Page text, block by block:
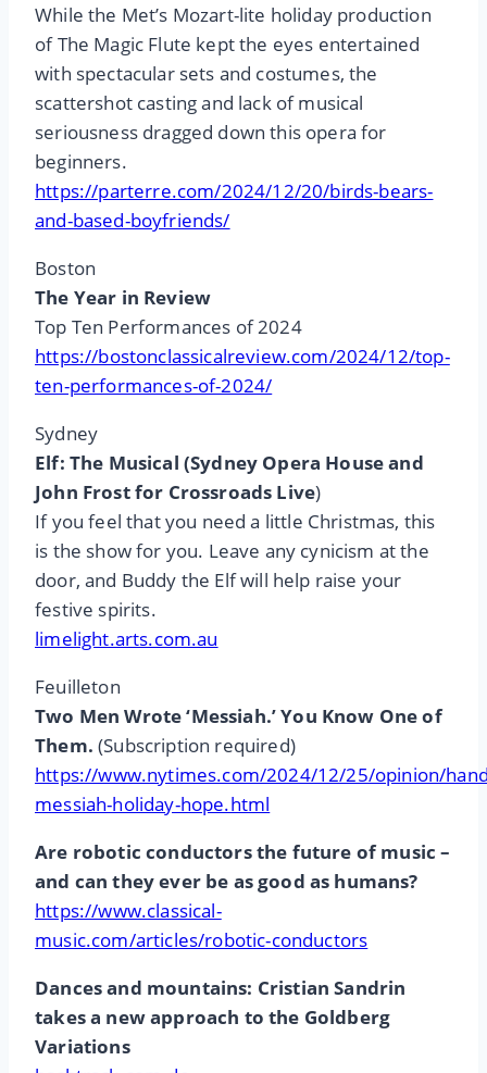
While the Met’s Mozart-lite holiday production
of The Magic Flute kept the eyes entertained
with spectacular sets and costumes, the
scattershot casting and lack of musical
seriousness dragged down this opera for
beginners.
https://parterre.com/2024/12/20/birds-bears-
and-based-boyfriends/
Boston
The Year in Review
Top Ten Performances of 2024
https://bostonclassicalreview.com/2024/12/top-
ten-performances-of-2024/
Sydney
Elf: The Musical (Sydney Opera House and
John Frost for Crossroads Live)
If you feel that you need a little Christmas, this
is the show for you. Leave any cynicism at the
door, and Buddy the Elf will help raise your
festive spirits.
limelight.arts.com.au
Feuilleton
Two Men Wrote ‘Messiah.’ You Know One of
Them. (Subscription required)
https://www.nytimes.com/2024/12/25/opinion/
messiah-holiday-hope.html
Are robotic conductors the future of music –
and can they ever be as good as humans?
https://www.classical-
music.com/articles/robotic-conductors
Dances and mountains: Cristian Sandrin
takes a new approach to the Goldberg
Variations